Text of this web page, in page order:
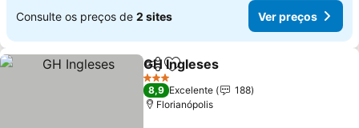
Consulte os preços de 2 sites Ver preços
PartilharAdicionar aos favoritos
GH Ingleses
3 Estrelas
8,9 Excelente
188
Florianópolis